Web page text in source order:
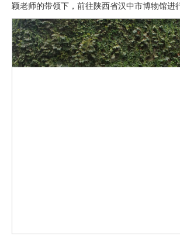
颖老师的带领下，前往陕西省汉中市博物馆进